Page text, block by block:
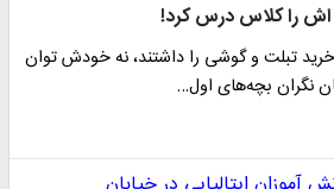
اش را کلاس درس کرد!
تبلت و گوشی را داشتند، نه خودش توان
نگران بچه‌های اول…